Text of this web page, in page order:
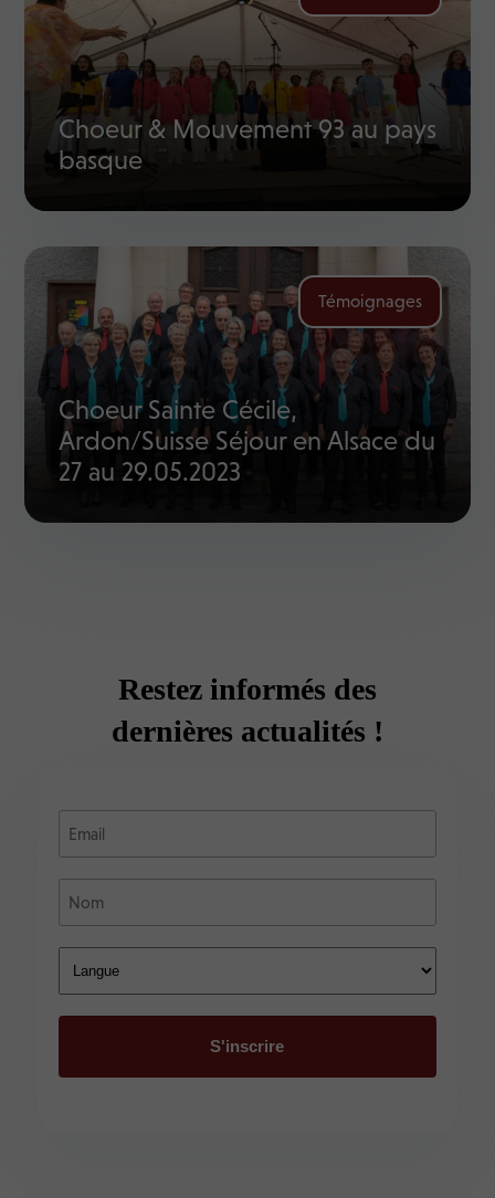
Choeur & Mouvement 93 au pays
basque
Témoignages
Choeur Sainte Cécile,
Ardon/Suisse Séjour en Alsace du
27 au 29.05.2023
Restez informés des
dernières actualités !